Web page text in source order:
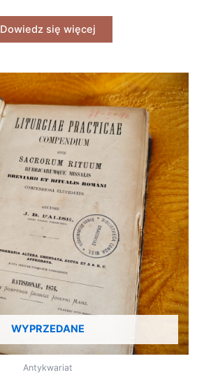
Dowiedz się więcej
WYPRZEDANE
Antykwariat